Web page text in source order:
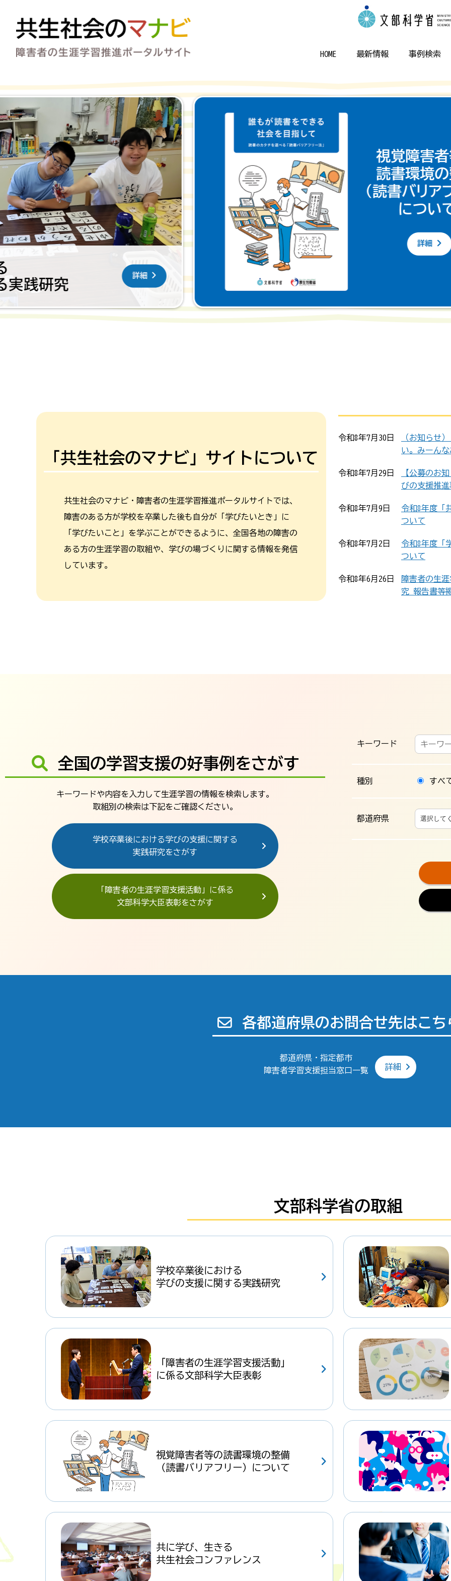
HOME 最新情報 事例検索
「共生社会のマナビ」サイトについて
共生社会のマナビ・障害者の生涯学習推進ポータルサイトでは、
障害のある方が学校を卒業した後も自分が「学びたいとき」に
「学びたいこと」を学ぶことができるように、全国各地の障害の
ある方の生涯学習の取組や、学びの場づくりに関する情報を発信
しています。
令和8年7月30日
（お知らせ
い。みーん
令和8年7月29日
【公募のお
びの支援推
令和8年7月9日
令和8年度「
ついて
令和8年7月2日
令和8年度「
ついて
令和8年6月26日
障害者の生
究 報告書等
全国の学習支援の好事例をさがす
キーワードや内容を入力して生涯学習の情報を検索します。
取組別の検索は下記をご確認ください。
学校卒業後における学びの支援に関する
実践研究をさがす
「障害者の生涯学習支援活動」に係る
文部科学大臣表彰をさがす
キーワード
種別 すべ
都道府県
各都道府県のお問合せ先はこち
都道府県・指定都市
障害者学習支援担当窓口一覧
詳細
文部科学省の取組
学校卒業後における
学びの支援に関する実践研究
「障害者の生涯学習支援活動」
に係る文部科学大臣表彰
視覚障害者等の読書環境の整備
（読書バリアフリー）について
共に学び、生きる
共生社会コンファレンス